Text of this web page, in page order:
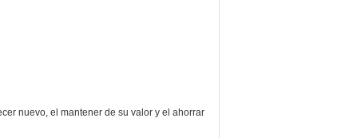
nuevo, el mantener de su valor y el ahorrar